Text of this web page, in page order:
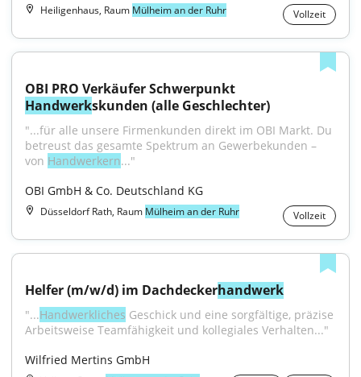
Heiligenhaus, Raum Mülheim an der Ruhr Vollzeit
Handwerkskunden (alle Geschlechter)
"...für alle unsere Firmenkunden direkt im OBI Markt. Du
betreust das gesamte Spektrum an Gewerbekunden –
von Handwerkern..."
OBI GmbH & Co. Deutschland KG
Düsseldorf Rath, Raum Mülheim an der Ruhr Vollzeit
Helfer (m/w/d) im Dachdeckerhandwerk
"...Handwerkliches Geschick und eine sorgfältige, präzise
Arbeitsweise Teamfähigkeit und kollegiales Verhalten..."
Wilfried Mertins GmbH